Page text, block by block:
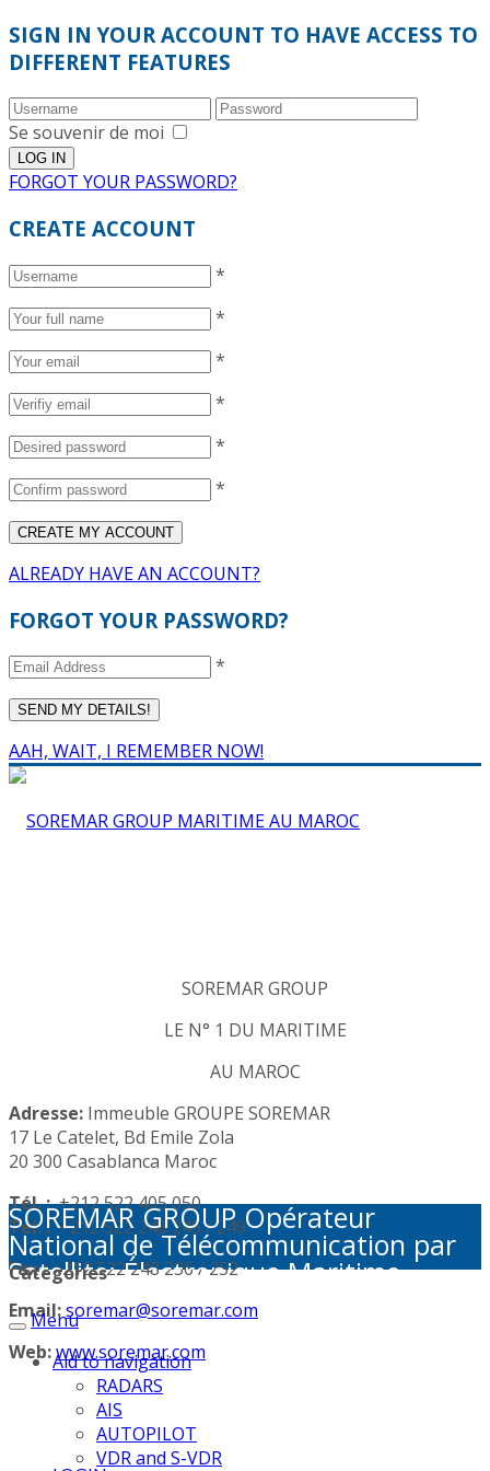
SIGN IN YOUR ACCOUNT TO HAVE ACCESS TO
DIFFERENT FEATURES
Se souvenir de moi
FORGOT YOUR PASSWORD?
CREATE ACCOUNT
*
*
*
*
*
*
ALREADY HAVE AN ACCOUNT?
FORGOT YOUR PASSWORD?
*
AAH, WAIT, I REMEMBER NOW!
SOREMAR GROUP
LE N° 1 DU MARITIME
AU MAROC
Adresse: Immeuble GROUPE SOREMAR
17 Le Catelet, Bd Emile Zola
20 300 Casablanca Maroc
Tél. :+212 522 405 050
Tél. :+212 522 248 245 / 249
Fax :+212 522 248 236 / 252
Email:soremar@soremar.com
Web:www.soremar.com
SOREMAR GROUP Opérateur
National de Télécommunication par
Satellite: Électronique Maritime -
Activités Portuaires - Plaisance et
Sécurité en Mer - Télécommunication
par Satellite - Défense et sécurité -
Géolocalisation - Visioconférence
Categories
Menu
Aid to navigation
RADARS
AIS
AUTOPILOT
VDR and S-VDR